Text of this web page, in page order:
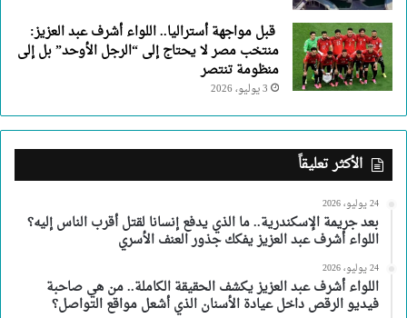
قبل مواجهة أستراليا.. اللواء أشرف عبد العزيز:
منتخب مصر لا يحتاج إلى “الرجل الأوحد” بل إلى
منظومة تنتصر
3 يوليو، 2026
الأكثر تعليقاً
24 يوليو، 2026
بعد جريمة الإسكندرية.. ما الذي يدفع إنسانا لقتل أقرب الناس إليه؟
اللواء أشرف عبد العزيز يفكك جذور العنف الأسري
24 يوليو، 2026
اللواء أشرف عبد العزيز يكشف الحقيقة الكاملة.. من هي صاحبة
فيديو الرقص داخل عيادة الأسنان الذي أشعل مواقع التواصل؟